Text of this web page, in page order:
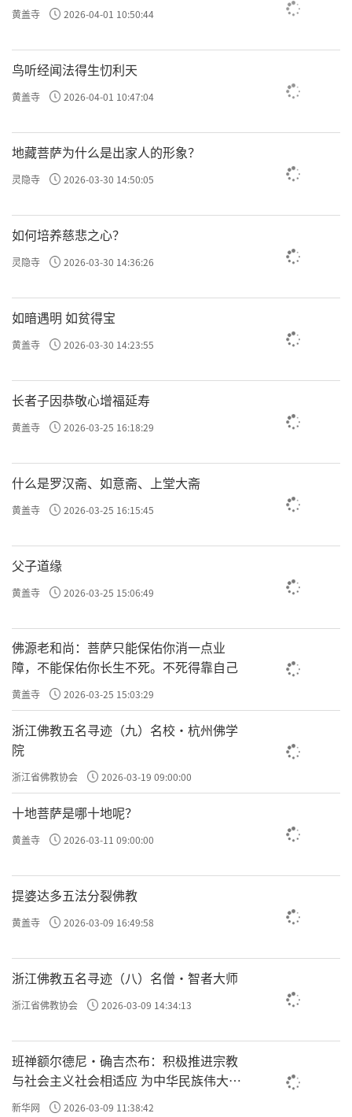
黄盖寺 2026-04-01 10:50:44
鸟听经闻法得生忉利天
黄盖寺 2026-04-01 10:47:04
地藏菩萨为什么是出家人的形象？
灵隐寺 2026-03-30 14:50:05
如何培养慈悲之心？
灵隐寺 2026-03-30 14:36:26
如暗遇明 如贫得宝
黄盖寺 2026-03-30 14:23:55
长者子因恭敬心增福延寿
黄盖寺 2026-03-25 16:18:29
什么是罗汉斋、如意斋、上堂大斋
黄盖寺 2026-03-25 16:15:45
父子道缘
黄盖寺 2026-03-25 15:06:49
佛源老和尚：菩萨只能保佑你消一点业
障，不能保佑你长生不死。不死得靠自己
黄盖寺 2026-03-25 15:03:29
浙江佛教五名寻迹（九）名校·杭州佛学
院
浙江省佛教协会 2026-03-19 09:00:00
十地菩萨是哪十地呢？
黄盖寺 2026-03-11 09:00:00
提婆达多五法分裂佛教
黄盖寺 2026-03-09 16:49:58
浙江佛教五名寻迹（八）名僧·智者大师
浙江省佛教协会 2026-03-09 14:34:13
班禅额尔德尼·确吉杰布：积极推进宗教
与社会主义社会相适应 为中华民族伟大复
兴贡献力量
新华网 2026-03-09 11:38:42